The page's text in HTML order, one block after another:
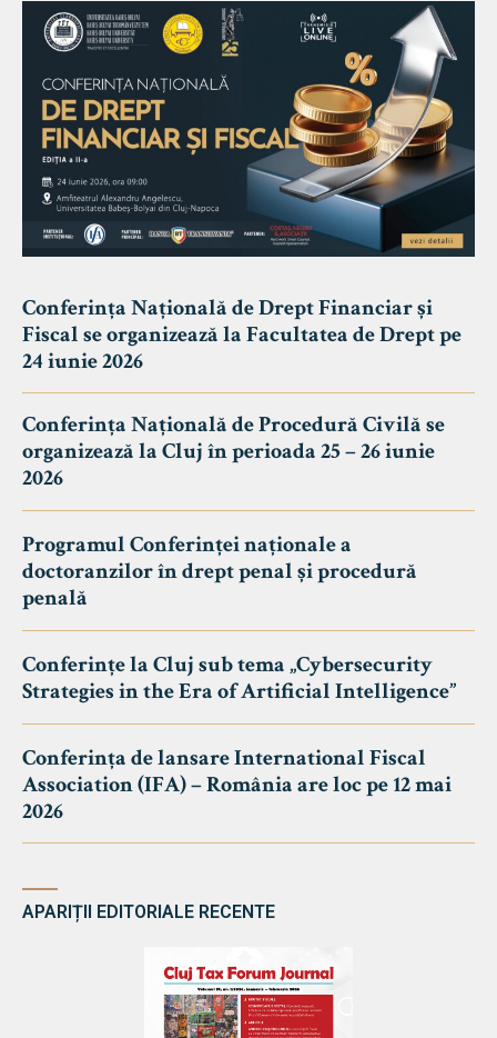
Conferința Națională de Drept Financiar și
Fiscal se organizează la Facultatea de Drept pe
24 iunie 2026
Conferința Națională de Procedură Civilă se
organizează la Cluj în perioada 25 – 26 iunie
2026
Programul Conferinței naționale a
doctoranzilor în drept penal și procedură
penală
Conferințe la Cluj sub tema „Cybersecurity
Strategies in the Era of Artificial Intelligence”
Conferința de lansare International Fiscal
Association (IFA) – România are loc pe 12 mai
2026
APARIȚII EDITORIALE RECENTE